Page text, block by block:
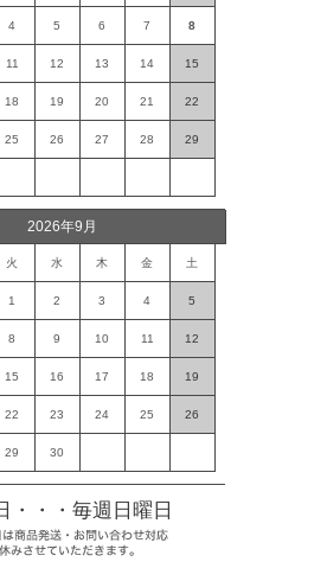
4 5 6 7 8
11 12 13 14 15
18 19 20 21 22
25 26 27 28 29
2026年9月
火 水 木 金 土
1 2 3 4 5
8 9 10 11 12
15 16 17 18 19
22 23 24 25 26
29 30
・・・毎週日曜日